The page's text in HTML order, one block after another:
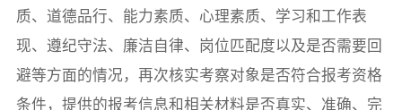
质、道德品行、能力素质、心理素质、学习和工作表
现、遵纪守法、廉洁自律、岗位匹配度以及是否需要回
避等方面的情况，再次核实考察对象是否符合报考资格
条件，提供的报考信息和相关材料是否真实、准确、完